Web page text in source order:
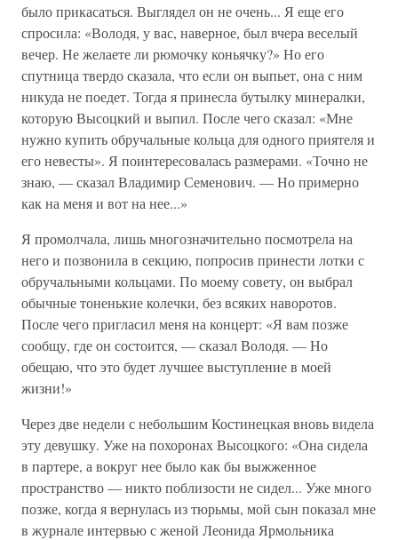
было прикасаться. Выглядел он не очень... Я еще его
спросила: «Володя, у вас, наверное, был вчера веселый
вечер. Не желаете ли рюмочку коньячку?» Но его
спутница твердо сказала, что если он выпьет, она с ним
никуда не поедет. Тогда я принесла бутылку минералки,
которую Высоцкий и выпил. После чего сказал: «Мне
нужно купить обручальные кольца для одного приятеля и
его невесты». Я поинтересовалась размерами. «Точно не
знаю, — сказал Владимир Семенович. — Но примерно
как на меня и вот на нее...»
Я промолчала, лишь многозначительно посмотрела на
него и позвонила в секцию, попросив принести лотки с
обручальными кольцами. По моему совету, он выбрал
обычные тоненькие колечки, без всяких наворотов.
После чего пригласил меня на концерт: «Я вам позже
сообщу, где он состоится, — сказал Володя. — Но
обещаю, что это будет лучшее выступление в моей
жизни!»
Через две недели с небольшим Костинецкая вновь видела
эту девушку. Уже на похоронах Высоцкого: «Она сидела
в партере, а вокруг нее было как бы выжженное
пространство — никто поблизости не сидел... Уже много
позже, когда я вернулась из тюрьмы, мой сын показал мне
в журнале интервью с женой Леонида Ярмольника